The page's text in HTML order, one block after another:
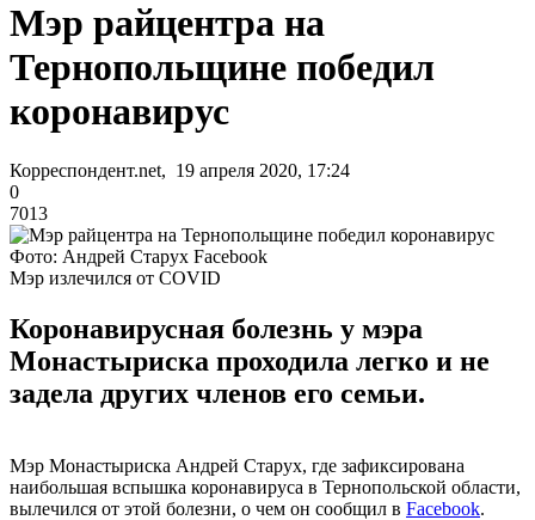
Мэр райцентра на
Тернопольщине победил
коронавирус
Корреспондент.net, 19 апреля 2020, 17:24
0
7013
Фото: Андрей Старух Facebook
Мэр излечился от COVID
Коронавирусная болезнь у мэра
Монастыриска проходила легко и не
задела других членов его семьи.
Мэр Монастыриска Андрей Старух, где зафиксирована
наибольшая вспышка коронавируса в Тернопольской области,
вылечился от этой болезни, о чем он сообщил в Facebook.